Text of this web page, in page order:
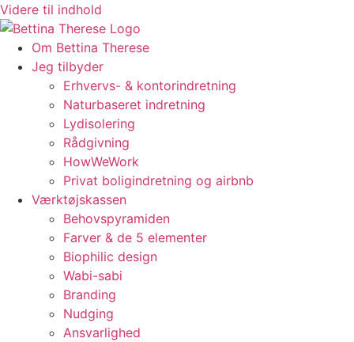
Videre til indhold
Om Bettina Therese
Jeg tilbyder
Erhvervs- & kontorindretning
Naturbaseret indretning
Lydisolering
Rådgivning
HowWeWork
Privat boligindretning og airbnb
Værktøjskassen
Behovspyramiden
Farver & de 5 elementer
Biophilic design
Wabi-sabi
Branding
Nudging
Ansvarlighed